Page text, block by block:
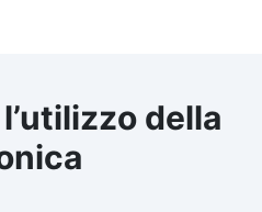
della